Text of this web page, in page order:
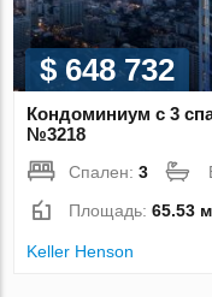
$ 648 732
Кондоминиум с 3
№3218
Спален:3
Площадь:65.53
Keller Henson